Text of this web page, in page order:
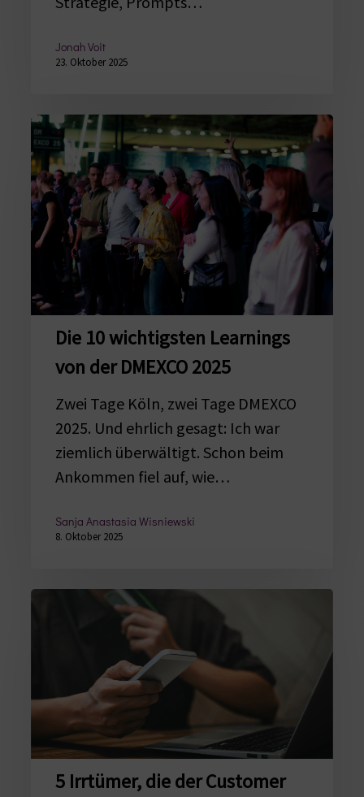
Jonah Voit
23. Oktober 2025
Die
10
wichtigsten
Learnings
von
der
DMEXCO
2025
Die 10 wichtigsten Learnings
von der DMEXCO 2025
Zwei Tage Köln, zwei Tage DMEXCO
2025. Und ehrlich gesagt: Ich war
ziemlich überwältigt. Schon beim
Ankommen fiel auf, wie…
Sanja Anastasia Wisniewski
8. Oktober 2025
Customer
Journey
deiner
Kund:innen
5 Irrtümer, die der Customer